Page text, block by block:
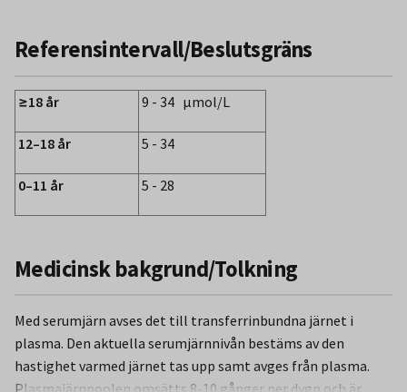
Referensintervall/Beslutsgräns
≥18 år 9 - 34 µmol/L
12–18 år 5 - 34
0–11 år 5 - 28
Medicinsk bakgrund/Tolkning
Med serumjärn avses det till transferrinbundna järnet i
plasma. Den aktuella serumjärnnivån bestäms av den
hastighet varmed järnet tas upp samt avges från plasma.
Plasmajärnpoolen omsätts 8-10 gånger per dygn och är